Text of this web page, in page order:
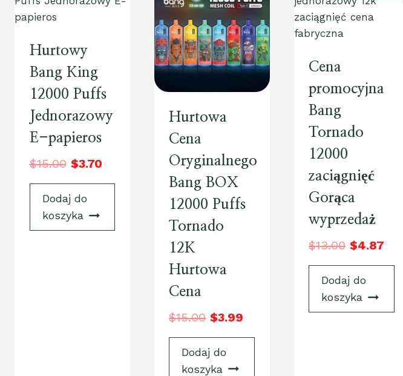
Hurtowy
Bang King
12000 Puffs
Jednorazowy
E-papieros
$15.00 $3.70
Dodaj do
koszyka
Hurtowa
Cena
Oryginalnego
Bang BOX
12000 Puffs
Tornado
12K
Hurtowa
Cena
$15.00 $3.99
Dodaj do
koszyka
Cena
promocyjna
Bang
Tornado
12000
zaciągnięć
Gorąca
wyprzedaż
$13.00 $4.87
Dodaj do
koszyka